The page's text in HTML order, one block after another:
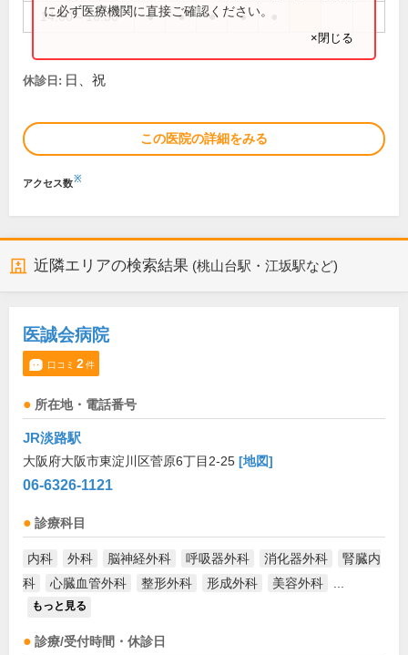
14:00～16:30 ● ● ● ●
に必ず医療機関に直接ご確認ください。
×閉じる
休診日: 日、祝
この医院の詳細をみる
アクセス数※
近隣エリアの検索結果 (桃山台駅・江坂駅など)
医誠会病院
口コミ 2件
所在地・電話番号
JR淡路駅
大阪府大阪市東淀川区菅原6丁目2-25 [地図]
06-6326-1121
診療科目
内科 外科 脳神経外科 呼吸器外科 消化器外科
腎臓内
科
心臓血管外科 整形外科 形成外科 美容外科
もっと見る
診療/受付時間・休診日